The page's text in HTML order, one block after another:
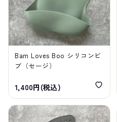
Bam Loves Boo シリコンビ
ブ（セージ）
1,400円(税込)